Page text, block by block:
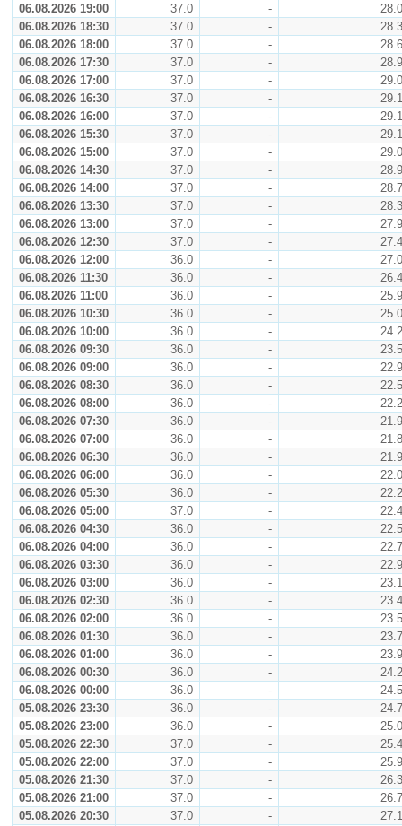
06.08.2026 19:00
37.0 -
28.0
06.08.2026 18:30
37.0 -
28.3
06.08.2026 18:00
37.0 -
28.6
06.08.2026 17:30
37.0 -
28.9
06.08.2026 17:00
37.0 -
29.0
06.08.2026 16:30
37.0 -
29.1
06.08.2026 16:00
37.0 -
29.1
06.08.2026 15:30
37.0 -
29.1
06.08.2026 15:00
37.0 -
29.0
06.08.2026 14:30
37.0 -
28.9
06.08.2026 14:00
37.0 -
28.7
06.08.2026 13:30
37.0 -
28.3
06.08.2026 13:00
37.0 -
27.9
06.08.2026 12:30
37.0 -
27.4
06.08.2026 12:00
36.0 -
27.0
06.08.2026 11:30
36.0 -
26.4
06.08.2026 11:00
36.0 -
25.9
06.08.2026 10:30
36.0 -
25.0
06.08.2026 10:00
36.0 -
24.2
06.08.2026 09:30
36.0 -
23.5
06.08.2026 09:00
36.0 -
22.9
06.08.2026 08:30
36.0 -
22.5
06.08.2026 08:00
36.0 -
22.2
06.08.2026 07:30
36.0 -
21.9
06.08.2026 07:00
36.0 -
21.8
06.08.2026 06:30
36.0 -
21.9
06.08.2026 06:00
36.0 -
22.0
06.08.2026 05:30
36.0 -
22.2
06.08.2026 05:00
37.0 -
22.4
06.08.2026 04:30
36.0 -
22.5
06.08.2026 04:00
36.0 -
22.7
06.08.2026 03:30
36.0 -
22.9
06.08.2026 03:00
36.0 -
23.1
06.08.2026 02:30
36.0 -
23.4
06.08.2026 02:00
36.0 -
23.5
06.08.2026 01:30
36.0 -
23.7
06.08.2026 01:00
36.0 -
23.9
06.08.2026 00:30
36.0 -
24.2
06.08.2026 00:00
36.0 -
24.5
05.08.2026 23:30
36.0 -
24.7
05.08.2026 23:00
36.0 -
25.0
05.08.2026 22:30
37.0 -
25.4
05.08.2026 22:00
37.0 -
25.9
05.08.2026 21:30
37.0 -
26.3
05.08.2026 21:00
37.0 -
26.7
05.08.2026 20:30
37.0 -
27.1